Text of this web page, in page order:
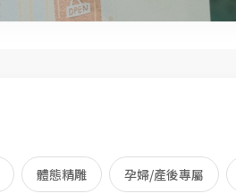
體態精雕 孕婦/產後專屬